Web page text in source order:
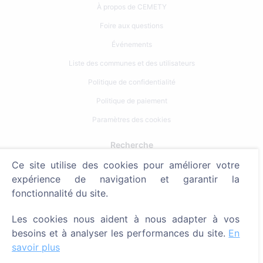
À propos de CEMETY
Foire aux questions
Événements
Liste des communes et des utilisateurs
Politique de confidentialité
Politique de paiement
Paramètres des cookies
Recherche
Rechercher des défunts
Rechercher des cimetières
Services
Ce site utilise des cookies pour améliorer votre
expérience de navigation et garantir la
fonctionnalité du site.
Les cookies nous aident à nous adapter à vos
besoins et à analyser les performances du site. En
savoir plus